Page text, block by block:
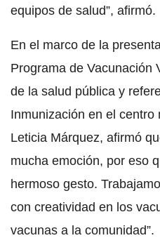
equipos de salud”, afirmó.
En el marco de la
Programa de Vacunación
de la salud pública y
Inmunización en el centro
Leticia Márquez, afirmó
mucha emoción, por eso
hermoso gesto.
con creatividad en los
vacunas a la comunidad”.